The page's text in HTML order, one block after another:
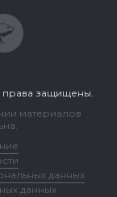
права защищены.
материалов
данных
данных